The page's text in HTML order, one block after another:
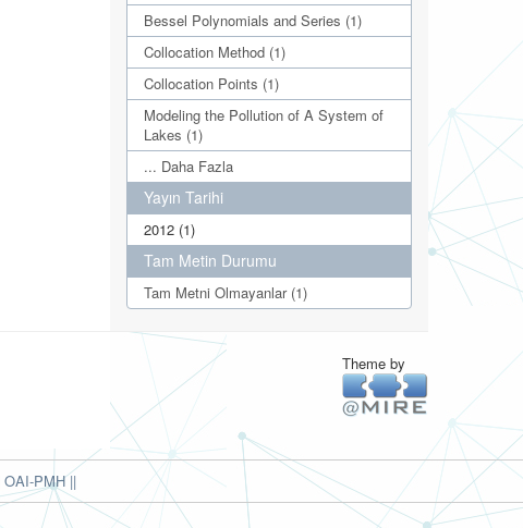
Bessel Polynomials and Series (1)
Collocation Method (1)
Collocation Points (1)
Modeling the Pollution of A System of
Lakes (1)
... Daha Fazla
Yayın Tarihi
2012 (1)
Tam Metin Durumu
Tam Metni Olmayanlar (1)
Theme by
OAI-PMH ||